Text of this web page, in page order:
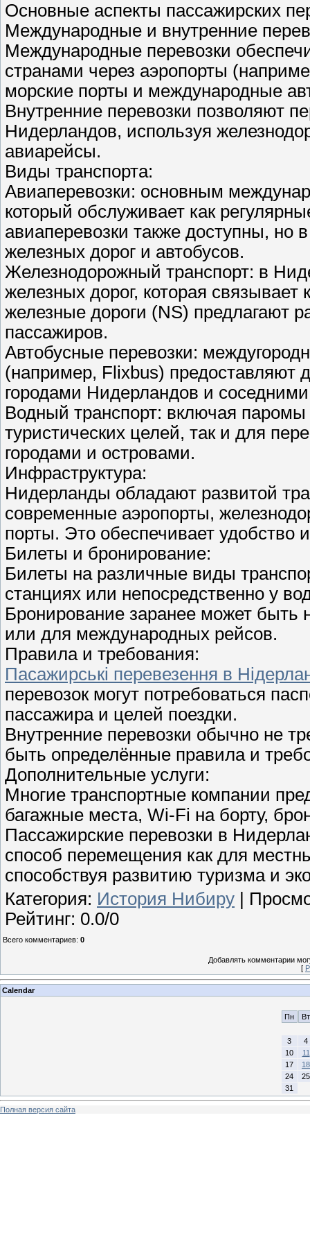
Основные аспекты пассажирских
Международные и внутренние
Международные перевозки
странами через аэропорты
морские порты и международные
Внутренние перевозки позволяют
Нидерландов, используя
авиарейсы.
Виды транспорта:
Авиаперевозки: основным
который обслуживает как
авиаперевозки также доступны, но
железных дорог и автобусов.
Железнодорожный транспорт: в
железных дорог, которая
железные дороги (NS) предлагают
пассажиров.
Автобусные перевозки:
(например, Flixbus) предоставляют
городами Нидерландов и
Водный транспорт: включая паромы
туристических целей, так и для
городами и островами.
Инфраструктура:
Нидерланды обладают развитой
современные аэропорты,
порты. Это обеспечивает удобство
Билеты и бронирование:
Билеты на различные виды
станциях или непосредственно у
Бронирование заранее может быть
или для международных рейсов.
Правила и требования:
Пасажирські перевезення в
перевозок могут потребоваться
пассажира и целей поездки.
Внутренние перевозки обычно не
быть определённые правила и
Дополнительные услуги:
Многие транспортные компании
багажные места, Wi-Fi на борту,
Пассажирские перевозки в
способ перемещения как для
способствуя развитию туризма и
Категория: История Нибиру
Рейтинг: 0.0/0
Всего комментариев: 0
Добавлять комментарии
[
Calendar
Пн Вт
3
4
10
11
17
18
24
25
31
Полная версия сайта